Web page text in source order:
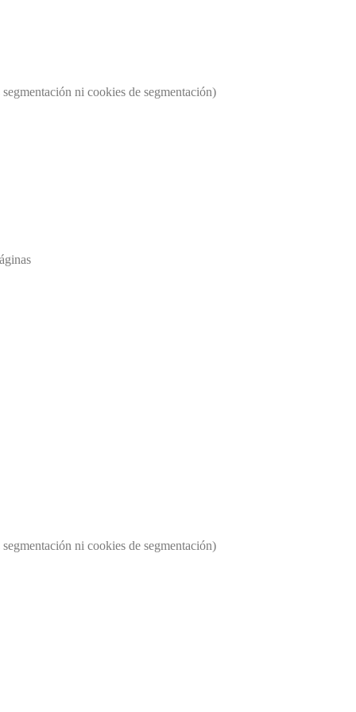
ni cookies de segmentación)
ni cookies de segmentación)